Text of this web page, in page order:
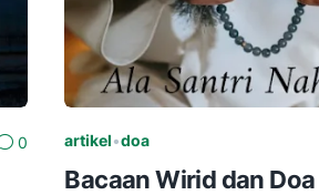
0 artikel•doa
Bacaan Wirid dan